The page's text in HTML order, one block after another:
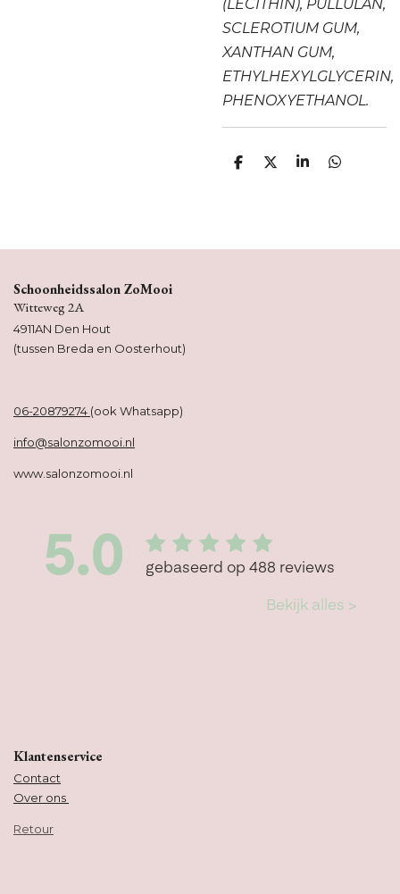
(LECITHIN), PULLULAN,
SCLEROTIUM GUM,
XANTHAN GUM,
ETHYLHEXYLGLYCERIN,
PHENOXYETHANOL.
D
D
S
D
Schoonheidssalon ZoMooi
Witteweg 2A
4911AN Den Hout
(tussen Breda en Oosterhout)
06-20879274 (ook Whatsapp)
info@salonzomooi.nl
www.salonzomooi.nl
Klantenservice
Contact
Over ons
Retour